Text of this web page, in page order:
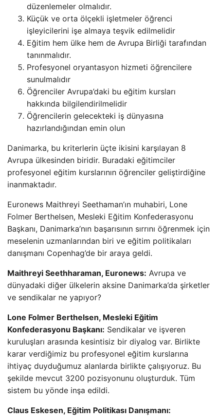
düzenlemeler olmalıdır.
Küçük ve orta ölçekli işletmeler öğrenci
işleyicilerini işe almaya teşvik edilmelidir
Eğitim hem ülke hem de Avrupa Birliği tarafından
tanınmalıdır.
Profesyonel oryantasyon hizmeti öğrencilere
sunulmalıdır
Öğrenciler Avrupa’daki bu eğitim kursları
hakkında bilgilendirilmelidir
Öğrencilerin gelecekteki iş dünyasına
hazırlandığından emin olun
Danimarka, bu kriterlerin üçte ikisini karşılayan 8
Avrupa ülkesinden biridir. Buradaki eğitimciler
profesyonel eğitim kurslarının öğrenciler geliştirdiğine
inanmaktadır.
Euronews Maithreyi Seethaman’ın muhabiri, Lone
Folmer Berthelsen, Mesleki Eğitim Konfederasyonu
Başkanı, Danimarka’nın başarısının sırrını öğrenmek için
meselenin uzmanlarından biri ve eğitim politikaları
danışmanı Copenhag’de bir araya geldi.
Maithreyi Seethharaman, Euronews: Avrupa ve
dünyadaki diğer ülkelerin aksine Danimarka’da şirketler
ve sendikalar ne yapıyor?
Lone Folmer Berthelsen, Mesleki Eğitim
Konfederasyonu Başkanı: Sendikalar ve işveren
kuruluşları arasında kesintisiz bir diyalog var. Birlikte
karar verdiğimiz bu profesyonel eğitim kurslarına
ihtiyaç duyduğumuz alanlarda birlikte çalışıyoruz. Bu
şekilde mevcut 3200 pozisyonunu oluşturduk. Tüm
sistem bu yönde inşa edildi.
Claus Eskesen, Eğitim Politikası Danışmanı: